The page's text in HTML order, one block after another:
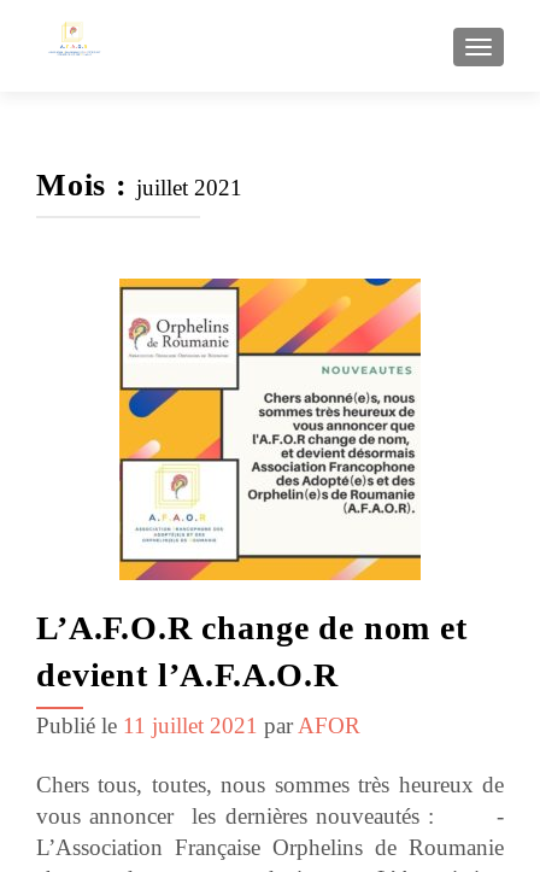
Mois :juillet 2021
L’A.F.O.R change de nom et
devient l’A.F.A.O.R
Publié le 11 juillet 2021 parAFOR
Chers tous, toutes, nous sommes très heureux de
vous annoncer les dernières nouveautés : -
L’Association Française Orphelins de Roumanie